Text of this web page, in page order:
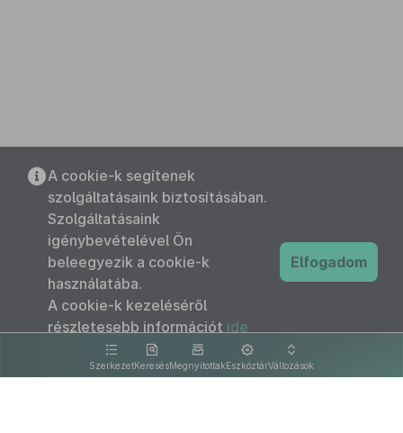
SzerkezetKeresésMegnyitottakEszköztárVáltozások
A cookie-k segítenek
szolgáltatásaink biztosításában.
Szolgáltatásaink
igénybevételével Ön
beleegyezik a cookie-k
használatába.
A cookie-k kezeléséről
részletesebb információt ide
kattintva olvashat.
Elfogadom